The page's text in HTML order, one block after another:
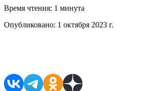
Время чтения: 1 минута
Опубликовано: 1 октября 2023 г.